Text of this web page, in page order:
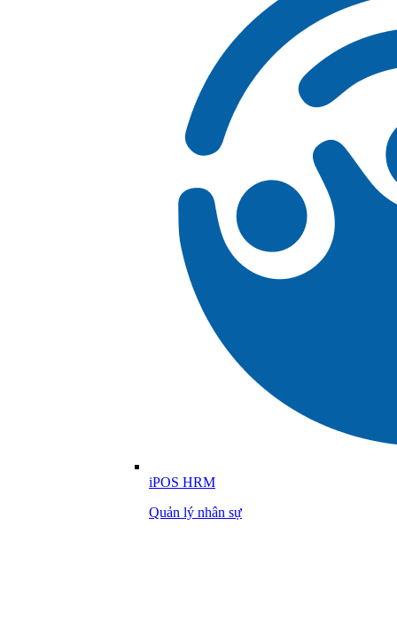
iPOS HRM
Quản lý nhân sự